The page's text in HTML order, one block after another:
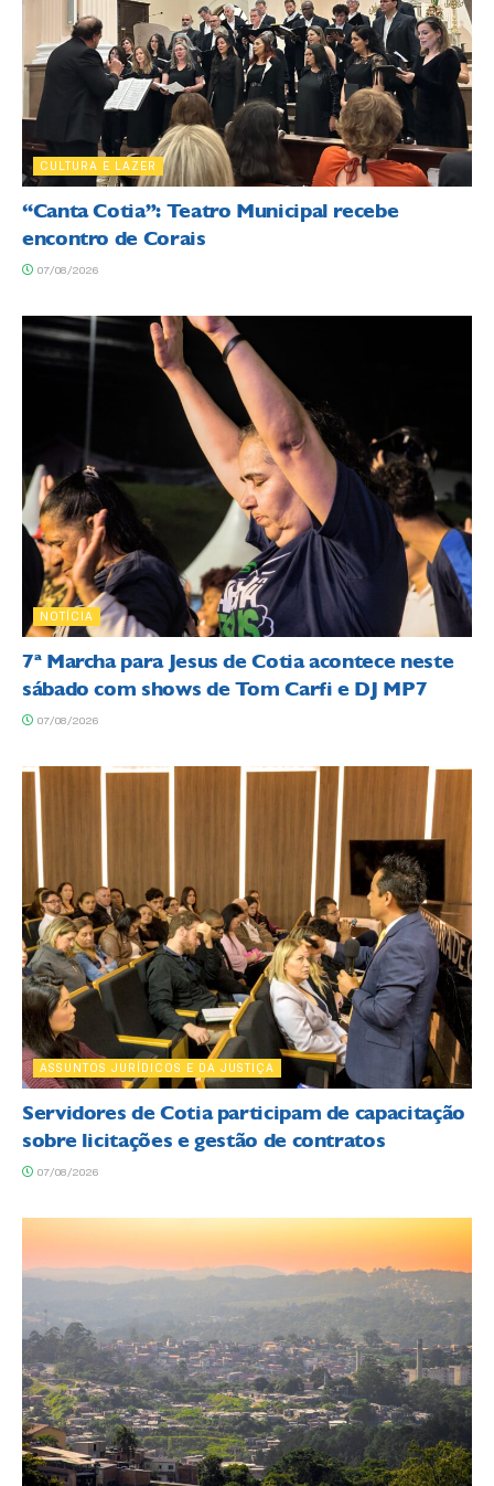
CULTURA E LAZER
“Canta Cotia”: Teatro Municipal recebe
encontro de Corais
07/08/2026
NOTÍCIA
7ª Marcha para Jesus de Cotia acontece neste
sábado com shows de Tom Carfi e DJ MP7
07/08/2026
ASSUNTOS JURÍDICOS E DA JUSTIÇA
Servidores de Cotia participam de capacitação
sobre licitações e gestão de contratos
07/08/2026